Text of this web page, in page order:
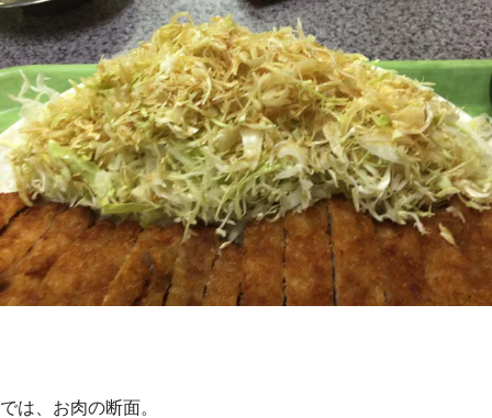
では、お肉の断面。